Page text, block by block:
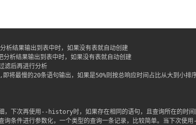
果输出到表中时，如果没有表就自动创建
果输出到表中时，如果没有表就自动创建
后再进行分析
最慢的20条语句输出，如果是50%则按总响应时间占比从大到小排序
次再使用--history时，如果存在相同的语句，且查询所在的时间
条件进行参数化，一个类型的查询一条记录，比较简单。当下次使